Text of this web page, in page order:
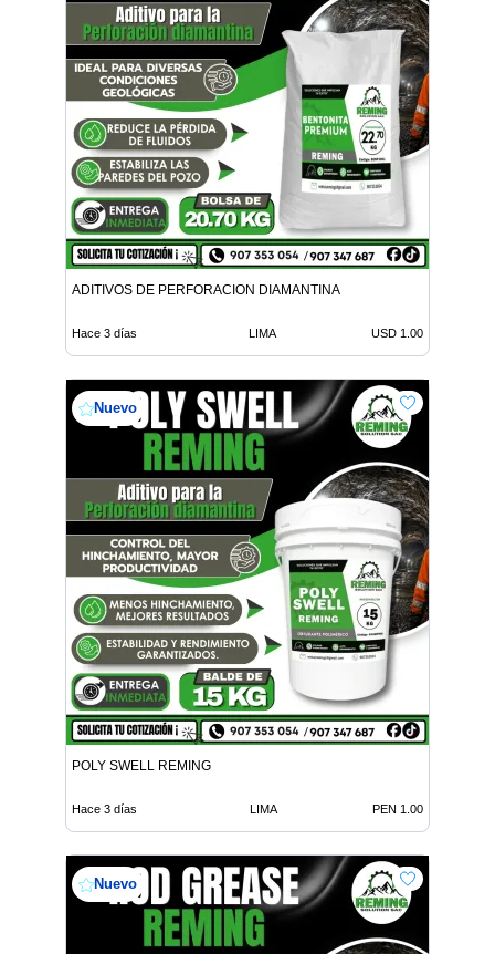
ADITIVOS DE PERFORACION DIAMANTINA
Hace 3 días LIMA USD 1.00
Nuevo
POLY SWELL REMING
Hace 3 días LIMA PEN 1.00
Nuevo